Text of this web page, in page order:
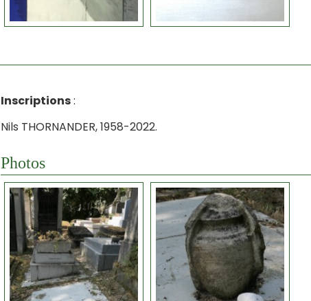
Inscriptions:
Nils THORNANDER, 1958-2022.
Photos